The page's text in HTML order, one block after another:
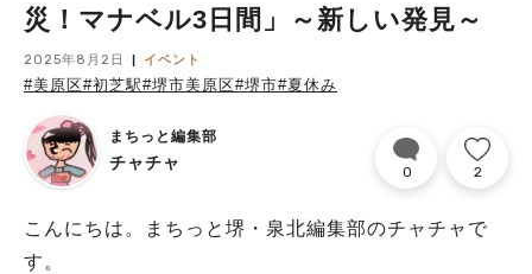
災！マナベル3日間」～新しい発見～
2025年8月2日 イベント
#美原区#初芝駅#堺市美原区#堺市#夏休み
まちっと編集部
チャチャ 0 2
こんにちは。まちっと堺・泉北編集部のチャチャで
す。